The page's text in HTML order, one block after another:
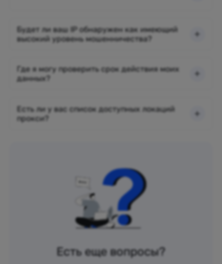
Будет ли ваш IP обнаружен как имеющий
высокий уровень мошенничества?
Где я могу проверить срок действия моих
данных?
Есть ли у вас список доступных локаций
прокси?
Есть еще вопросы?